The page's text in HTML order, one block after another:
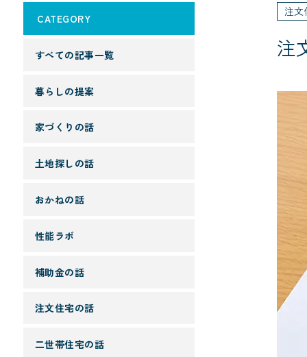
注文
注
CATEGORY
すべての記事一覧
暮らしの提案
家づくりの話
土地探しの話
おかねの話
性能ラボ
補助金の話
注文住宅の話
二世帯住宅の話